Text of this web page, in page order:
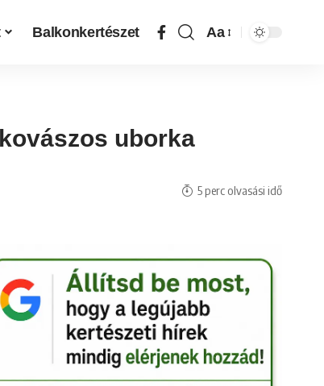
Balkonkertészet Aa
uborka
5 perc olvasási idő